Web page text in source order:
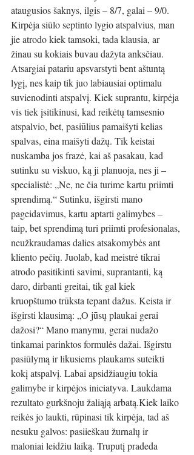
ataugusios šaknys, ilgis – 8/7, galai – 9/0.
Kirpėja siūlo septinto lygio atspalvius, man
jie atrodo kiek tamsoki, tada klausia, ar
žinau su kokiais buvau dažyta anksčiau.
Atsargiai patariu apsvarstyti bent aštuntą
lygį, nes kaip tik juo labiausiai optimalu
suvienodinti atspalvį. Kiek suprantu, kirpėja
vis tiek įsitikinusi, kad reikėtų tamsesnio
atspalvio, bet, pasiūlius pamaišyti kelias
spalvas, eina maišyti dažų. Tik keistai
nuskamba jos frazė, kai aš pasakau, kad
sutinku su viskuo, ką ji planuoja, nes ji –
specialistė: „Ne, ne čia turime kartu priimti
sprendimą.“ Sutinku, išgirsti mano
pageidavimus, kartu aptarti galimybes –
taip, bet sprendimą turi priimti profesionalas,
neužkraudamas dalies atsakomybės ant
kliento pečių. Juolab, kad meistrė tikrai
atrodo pasitikinti savimi, suprantanti, ką
daro, dirbanti greitai, tik gal kiek
kruopštumo trūksta tepant dažus. Keista ir
išgirsti klausimą: „O jūsų plaukai gerai
dažosi?“ Mano manymu, gerai nudažo
tinkamai parinktos formulės dažai. Išgirstu
pasiūlymą ir likusiems plaukams suteikti
kokį atspalvį. Labai apsidžiaugiu tokia
galimybe ir kirpėjos iniciatyva. Laukdama
rezultato gurkšnoju žaliąją arbatą.Kiek laiko
reikės jo laukti, rūpinasi tik kirpėja, tad aš
nesuku galvos: pasiieškau žurnalų ir
maloniai leidžiu laiką. Truputį pradeda